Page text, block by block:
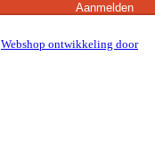
Webshop ontwikkeling door